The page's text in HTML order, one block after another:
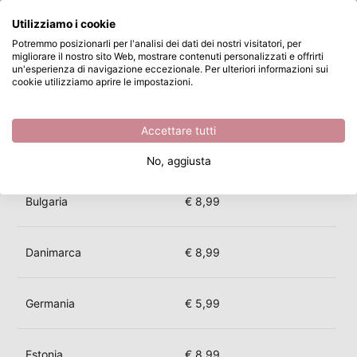
Passa al contenuto principale
Disponibile da magazzino
Quali sono le spese di spedizione?
Quali sono le spese di spedizione?
Bulgaria € 8,99
Danimarca € 8,99
Germania € 5,99
Estonia € 8,99
Cosa stai cercando?
Cerca...
Utilizziamo i cookie
Potremmo posizionarli per l'analisi dei dati dei nostri visitatori, per
migliorare il nostro sito Web, mostrare contenuti personalizzati e offrirti
un'esperienza di navigazione eccezionale. Per ulteriori informazioni sui
cookie utilizziamo aprire le impostazioni.
Accettare tutti
No, aggiusta